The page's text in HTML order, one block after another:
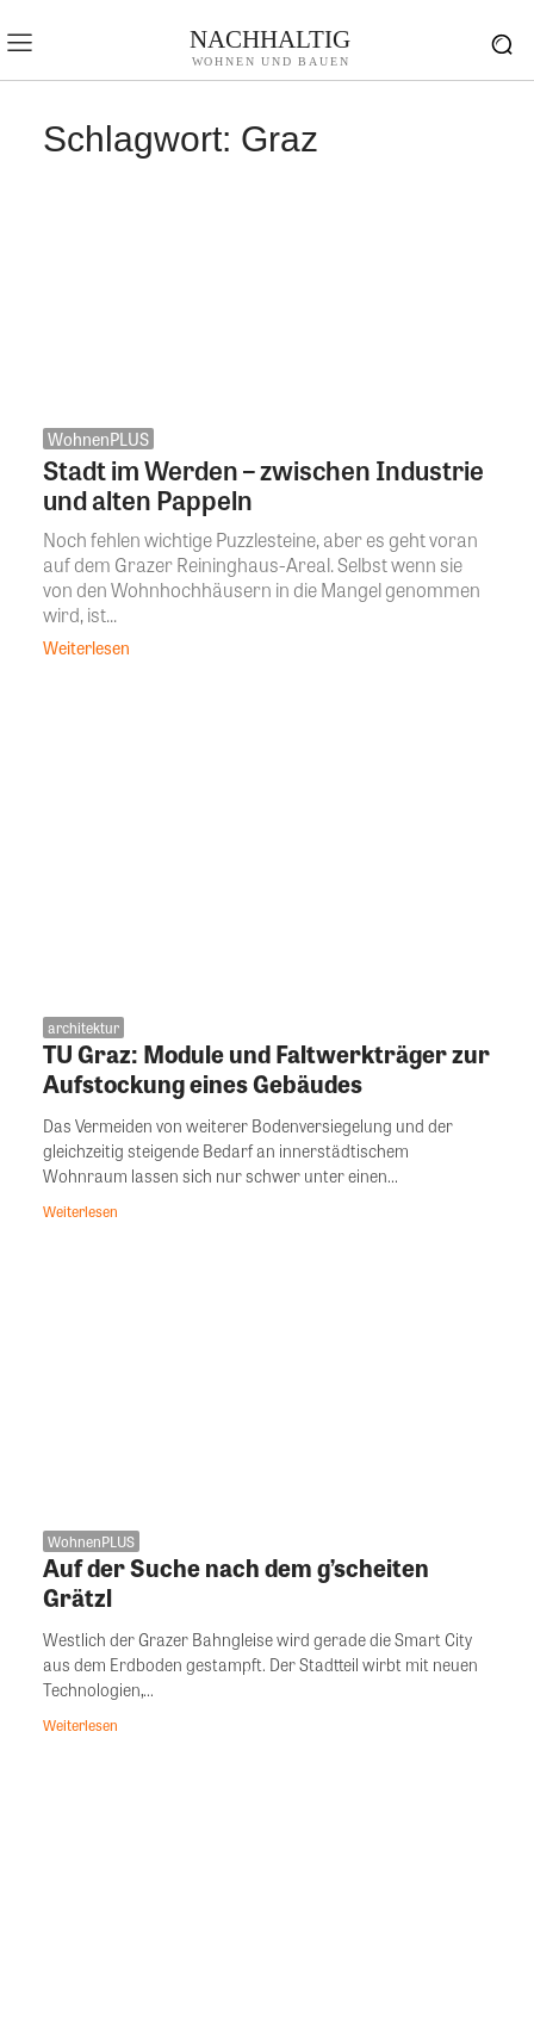
NACHHALTIG
WOHNEN UND BAUEN
Schlagwort: Graz
WohnenPLUS
Stadt im Werden – zwischen Industrie
und alten Pappeln
Noch fehlen wichtige Puzzlesteine, aber es geht voran
auf dem Grazer Reininghaus-Areal. Selbst wenn sie
von den Wohnhochhäusern in die Mangel genommen
wird, ist...
Weiterlesen
architektur
TU Graz: Module und Faltwerkträger zur
Aufstockung eines Gebäudes
Das Vermeiden von weiterer Bodenversiegelung und der
gleichzeitig steigende Bedarf an innerstädtischem
Wohnraum lassen sich nur schwer unter einen...
Weiterlesen
WohnenPLUS
Auf der Suche nach dem g’scheiten
Grätzl
Westlich der Grazer Bahngleise wird gerade die Smart City
aus dem Erdboden gestampft. Der Stadtteil wirbt mit neuen
Technologien,...
Weiterlesen